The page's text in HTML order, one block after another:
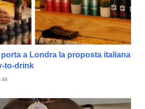
a Londra la proposta italiana
to-drink